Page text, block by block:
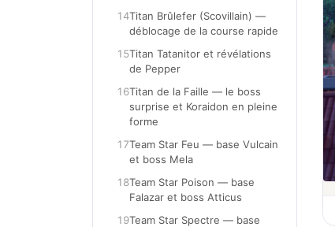
14Titan Brûlefer (Scovillain) —
déblocage de la course rapide
15Titan Tatanitor et révélations
de Pepper
16Titan de la Faille — le boss
surprise et Koraidon en pleine
forme
17Team Star Feu — base Vulcain
et boss Mela
18Team Star Poison — base
Falazar et boss Atticus
19Team Star Spectre — base